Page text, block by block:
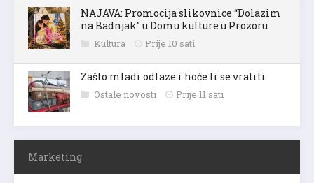
NAJAVA: Promocija slikovnice “Dolazim
na Badnjak” u Domu kulture u Prozoru
Kultura Prije 10 sati
Zašto mladi odlaze i hoće li se vratiti
Ostale novosti Prije 11 sati
Marketing